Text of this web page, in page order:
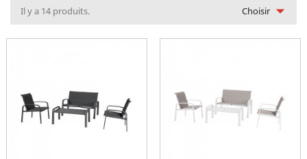
Choisir 
Il y a 14 produits.